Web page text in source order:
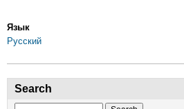
Язык
Русский
Search